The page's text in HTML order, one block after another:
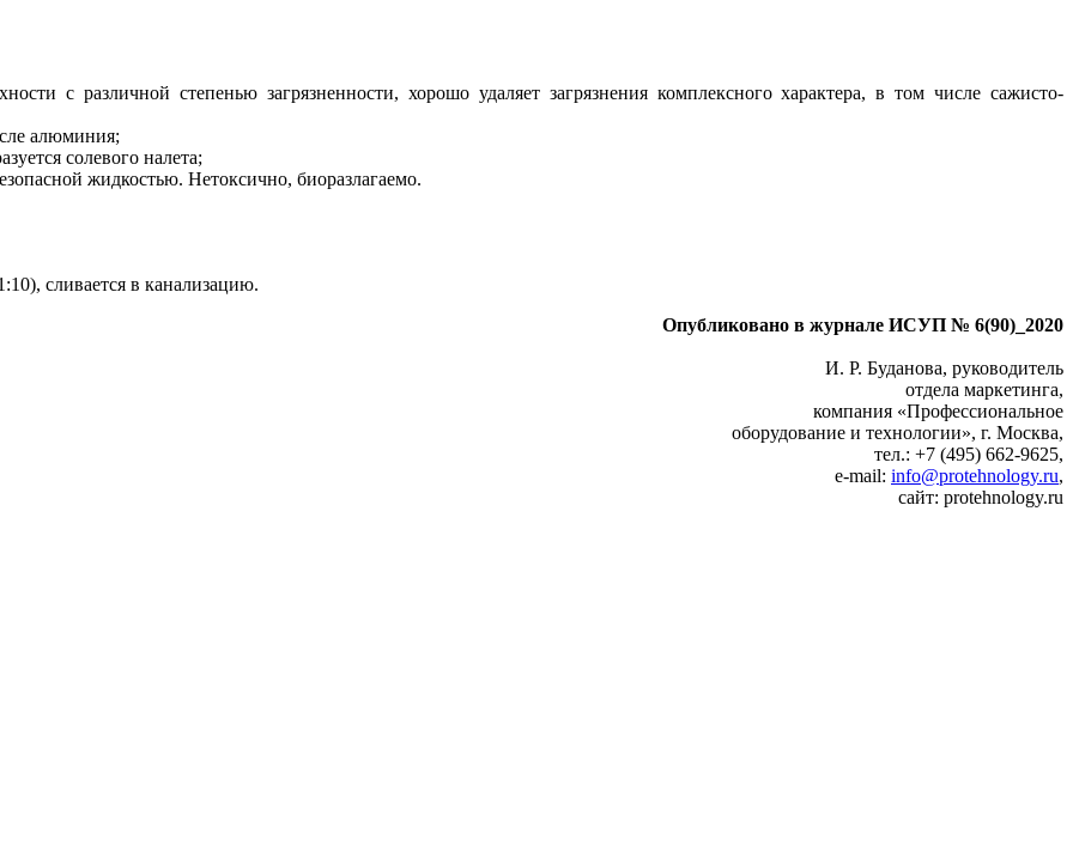
с различной степенью загрязненности, хорошо удаляет загрязнения комплексного характера, в том числе сажисто-
алюминия;
солевого налета;
жидкостью. Нетоксично, биоразлагаемо.
сливается в канализацию.
Опубликовано в журнале ИСУП № 6(90)_2020
И. Р. Буданова, руководитель
отдела маркетинга,
компания «Профессиональное
оборудование и технологии», г. Москва,
тел.: +7 (495) 662‑9625,
e‑mail: info@protehnology.ru,
сайт: protehnology.ru